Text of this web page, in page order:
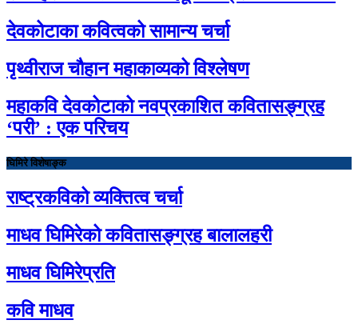
देवकोटाका कवित्वको सामान्य चर्चा
पृथ्वीराज चौहान महाकाव्यको विश्लेषण
महाकवि देवकोटाको नवप्रकाशित कवितासङ्ग्रह
‘परी’ : एक परिचय
घिमिरे विशेषाङ्क
राष्ट्रकविको व्यक्तित्व चर्चा
माधव घिमिरेको कवितासङ्ग्रह बालालहरी
माधव घिमिरेप्रति
कवि माधव